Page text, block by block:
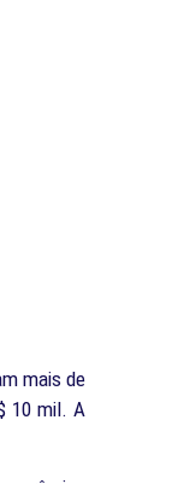
mais de
10 mil. A